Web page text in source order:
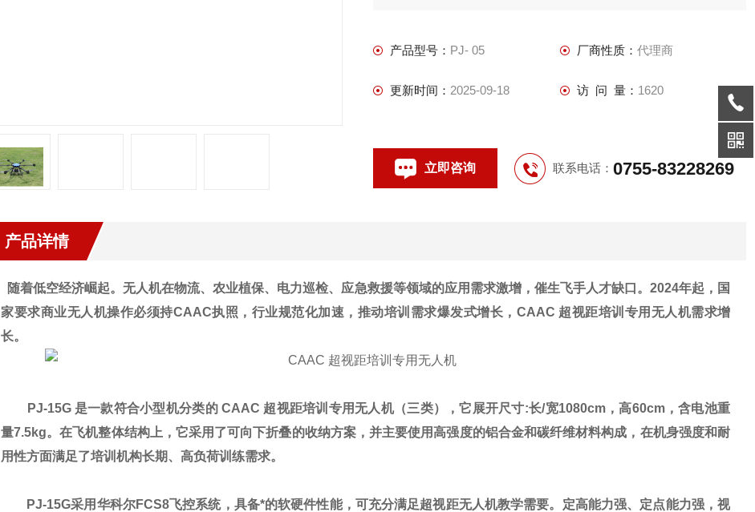
产品型号： PJ- 05 厂商性质： 代理商
更新时间： 2025-09-18 访 问 量： 1620
立即咨询 联系电话： 0755-83228269
产品详情
随着低空经济崛起。无人机在物流、农业植保、电力巡检、应急救援等领域的应用需求激增，催生飞手人才缺口。2024年起，国
家要求商业无人机操作必须持CAAC执照，行业规范化加速，推动培训需求爆发式增长， CAAC 超视距培训专用无人机需求增
长。
PJ-15G 是一款符合小型机分类的CAAC 超视距培训专用无人机（三类），它展开尺寸:长/宽1080cm，高60cm，含电池重
量7.5kg。在飞机整体结构上，它采用了可向下折叠的收纳方案，并主要使用高强度的铝合金和碳纤维材料构成，在机身强度和耐
用性方面满足了培训机构长期、高负荷训练需求。
PJ-15G采用华科尔FCS8飞控系统，具备*的软硬件性能，可充分满足超视距无人机教学需要。定高能力强、定点能力强，视